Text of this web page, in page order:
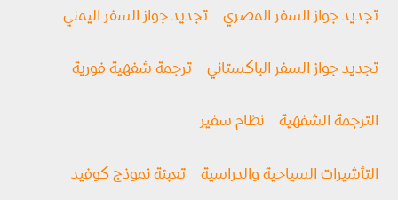
تجديد جواز السفر المصري تجديد جواز السفر اليمني
تجديد جواز السفر الباكستاني ترجمة شفهية فورية
الترجمة الشفهية نظام سفير
التأشيرات السياحية والدراسية تعبئة نموذج كوفيد